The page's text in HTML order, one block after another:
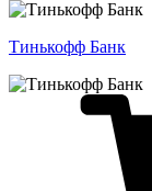
Тинькофф Банк